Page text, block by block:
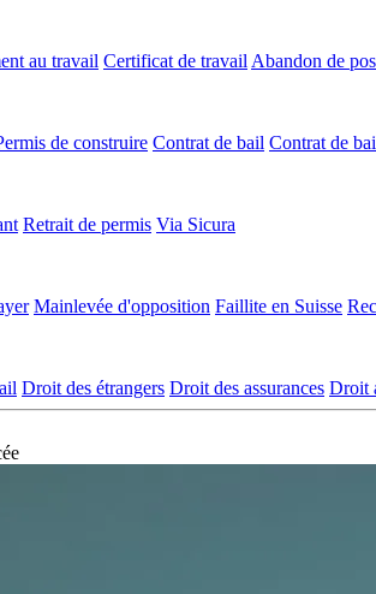
au travail Certificat de travail Abandon de
de construire Contrat de bail Contrat de
Retrait de permis Via Sicura
Mainlevée d'opposition Faillite en Suisse
Droit des étrangers Droit des assurances Droit